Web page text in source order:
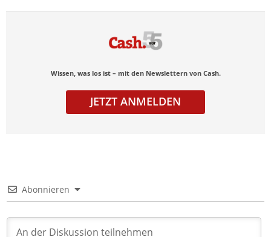
Wissen, was los ist – mit den Newslettern von Cash.
JETZT ANMELDEN
Abonnieren